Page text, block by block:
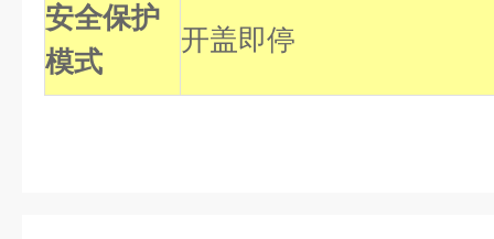
安全保护
模式
开盖即停